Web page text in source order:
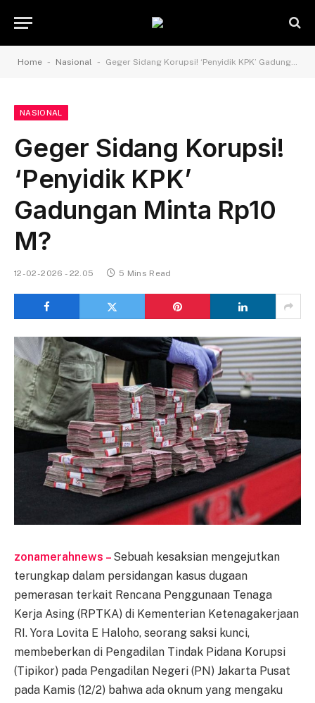
Home - Nasional - Geger Sidang Korupsi! ‘Penyidik KPK’ Gadungan Minta Rp10 M?
NASIONAL
Geger Sidang Korupsi!
‘Penyidik KPK’
Gadungan Minta Rp10
M?
12-02-2026 - 22.05 5 Mins Read
zonamerahnews – Sebuah kesaksian mengejutkan
terungkap dalam persidangan kasus dugaan
pemerasan terkait Rencana Penggunaan Tenaga
Kerja Asing (RPTKA) di Kementerian Ketenagakerjaan
RI. Yora Lovita E Haloho, seorang saksi kunci,
membeberkan di Pengadilan Tindak Pidana Korupsi
(Tipikor) pada Pengadilan Negeri (PN) Jakarta Pusat
pada Kamis (12/2) bahwa ada oknum yang mengaku